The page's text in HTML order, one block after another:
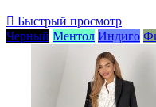
 Быстрый просмотр
Черный Ментол Индиго